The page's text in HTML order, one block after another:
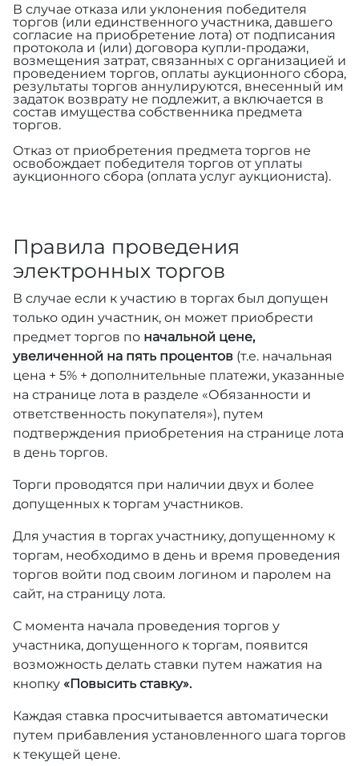
В случае отказа или уклонения победителя
торгов (или единственного участника, давшего
согласие на приобретение лота) от подписания
протокола и (или) договора купли-продажи,
возмещения затрат, связанных с организацией и
проведением торгов, оплаты аукционного сбора,
результаты торгов аннулируются, внесенный им
задаток возврату не подлежит, а включается в
состав имущества собственника предмета
торгов.
Отказ от приобретения предмета торгов не
освобождает победителя торгов от уплаты
аукционного сбора (оплата услуг аукциониста).
Правила проведения
электронных торгов
В случае если к участию в торгах был допущен
только один участник, он может приобрести
предмет торгов по начальной цене,
увеличенной на пять процентов (т.е. начальная
цена + 5% + дополнительные платежи, указанные
на странице лота в разделе «Обязанности и
ответственность покупателя»), путем
подтверждения приобретения на странице лота
в день торгов.
Торги проводятся при наличии двух и более
допущенных к торгам участников.
Для участия в торгах участнику, допущенному к
торгам, необходимо в день и время проведения
торгов войти под своим логином и паролем на
сайт, на страницу лота.
С момента начала проведения торгов у
участника, допущенного к торгам, появится
возможность делать ставки путем нажатия на
кнопку «Повысить ставку».
Каждая ставка просчитывается автоматически
путем прибавления установленного шага торгов
к текущей цене.